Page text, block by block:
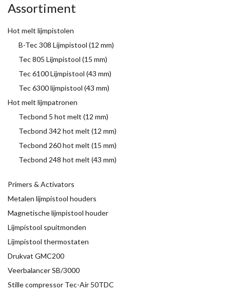
Assortiment
Hot melt lijmpistolen
B-Tec 308 Lijmpistool (12 mm)
Tec 805 Lijmpistool (15 mm)
Tec 6100 Lijmpistool (43 mm)
Tec 6300 lijmpistool (43 mm)
Hot melt lijmpatronen
Tecbond 5 hot melt (12 mm)
Tecbond 342 hot melt (12 mm)
Tecbond 260 hot melt (15 mm)
Tecbond 248 hot melt (43 mm)
Primers & Activators
Metalen lijmpistool houders
Magnetische lijmpistool houder
Lijmpistool spuitmonden
Lijmpistool thermostaten
Drukvat GMC200
Veerbalancer SB/3000
Stille compressor Tec-Air 50TDC